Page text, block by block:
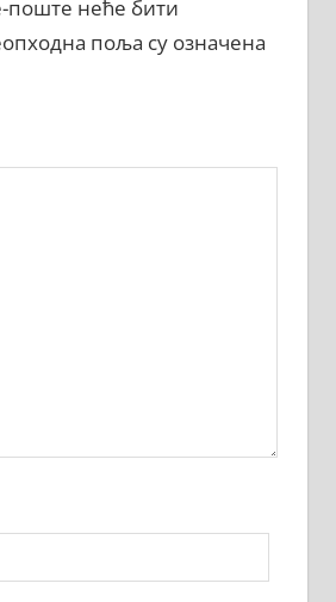
поште неће бити
поља су означена